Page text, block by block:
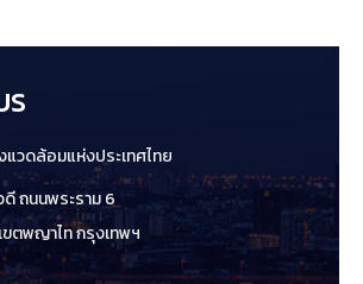
วดล้อมแห่งประเทศไทย
ดี ถนนพระราม 6
ตพญาไท กรุงเทพฯ